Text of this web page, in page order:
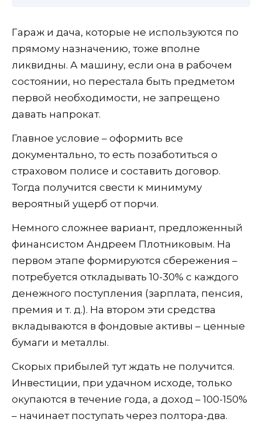
Гараж и дача, которые не используются по
прямому назначению, тоже вполне
ликвидны. А машину, если она в рабочем
состоянии, но перестала быть предметом
первой необходимости, не запрещено
давать напрокат.
Главное условие – оформить все
документально, то есть позаботиться о
страховом полисе и составить договор.
Тогда получится свести к минимуму
вероятный ущерб от порчи.
Немного сложнее вариант, предложенный
финансистом Андреем Плотниковым. На
первом этапе формируются сбережения –
потребуется откладывать 10-30% с каждого
денежного поступления (зарплата, пенсия,
премия и т. д.). На втором эти средства
вкладываются в фондовые активы – ценные
бумаги и металлы.
Скорых прибылей тут ждать не получится.
Инвестиции, при удачном исходе, только
окупаются в течение года, а доход – 100-150%
– начинает поступать через полтора-два.